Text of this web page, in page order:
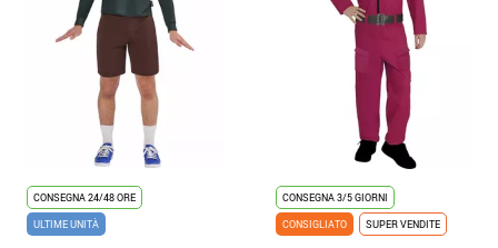
CONSEGNA 24/48 ORE
ULTIME UNITÀ
CONSEGNA 3/5 GIORNI
CONSIGLIATO
SUPER VENDITE